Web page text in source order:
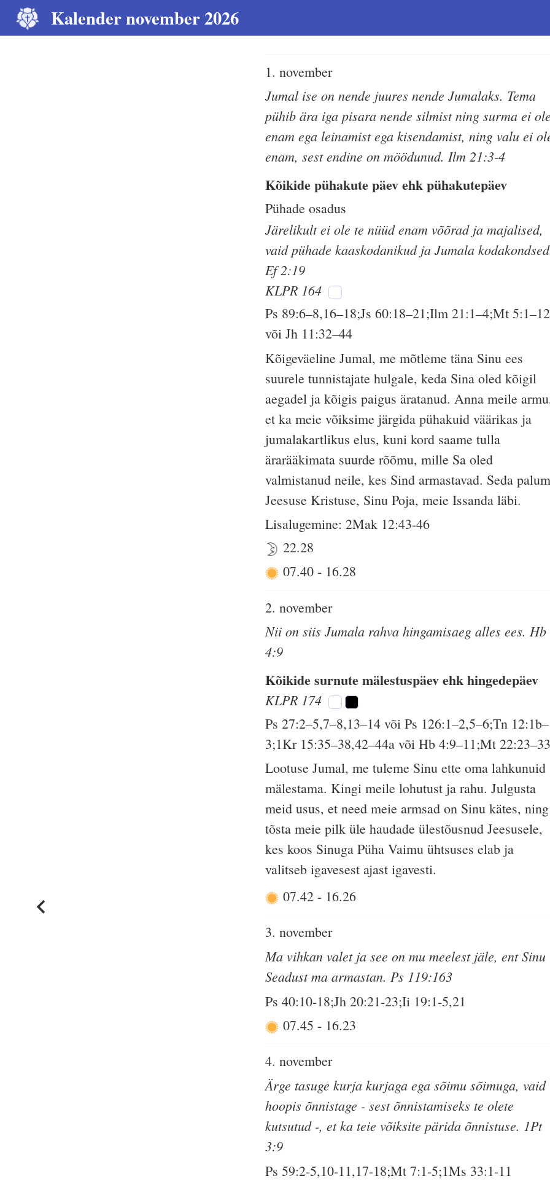
Kalender november 2026
1. november
Jumal ise on nende juures nende Jumalaks. Tema
pühib ära iga pisara nende silmist ning surma ei
enam ega leinamist ega kisendamist, ning valu ei
enam, sest endine on möödunud. Ilm 21:3-4
Kõikide pühakute päev ehk pühakutepäev
Pühade osadus
Järelikult ei ole te nüüd enam võõrad ja majalised,
vaid pühade kaaskodanikud ja Jumala
Ef 2:19
KLPR 164
Ps 89:6–8,16–18;Js 60:18–21;Ilm 21:1–4;Mt 5:1–12
või Jh 11:32–44
Kõigeväeline Jumal, me mõtleme täna Sinu ees
suurele tunnistajate hulgale, keda Sina oled kõigil
aegadel ja kõigis paigus äratanud. Anna meile
et ka meie võiksime järgida pühakuid väärikas ja
jumalakartlikus elus, kuni kord saame tulla
ärarääkimata suurde rõõmu, mille Sa oled
valmistanud neile, kes Sind armastavad. Seda
Jeesuse Kristuse, Sinu Poja, meie Issanda läbi.
Lisalugemine: 2Mak 12:43-46
22.28
07.40 - 16.28
2. november
Nii on siis Jumala rahva hingamisaeg alles ees. Hb
4:9
Kõikide surnute mälestuspäev ehk hingedepäev
KLPR 174
Ps 27:2–5,7–8,13–14 või Ps 126:1–2,5–6;Tn 12:1b–
3;1Kr 15:35–38,42–44a või Hb 4:9–11;Mt
Lootuse Jumal, me tuleme Sinu ette oma lahkunuid
mälestama. Kingi meile lohutust ja rahu. Julgusta
meid usus, et need meie armsad on Sinu kätes, ning
tõsta meie pilk üle haudade ülestõusnud Jeesusele,
kes koos Sinuga Püha Vaimu ühtsuses elab ja
valitseb igavesest ajast igavesti.
07.42 - 16.26
3. november
Ma vihkan valet ja see on mu meelest jäle, ent Sinu
Seadust ma armastan. Ps 119:163
Ps 40:10-18;Jh 20:21-23;Ii 19:1-5,21
07.45 - 16.23
4. november
Ärge tasuge kurja kurjaga ega sõimu sõimuga, vaid
hoopis õnnistage - sest õnnistamiseks te olete
kutsutud -, et ka teie võiksite pärida õnnistuse. 1Pt
3:9
Ps 59:2-5,10-11,17-18;Mt 7:1-5;1Ms 33:1-11